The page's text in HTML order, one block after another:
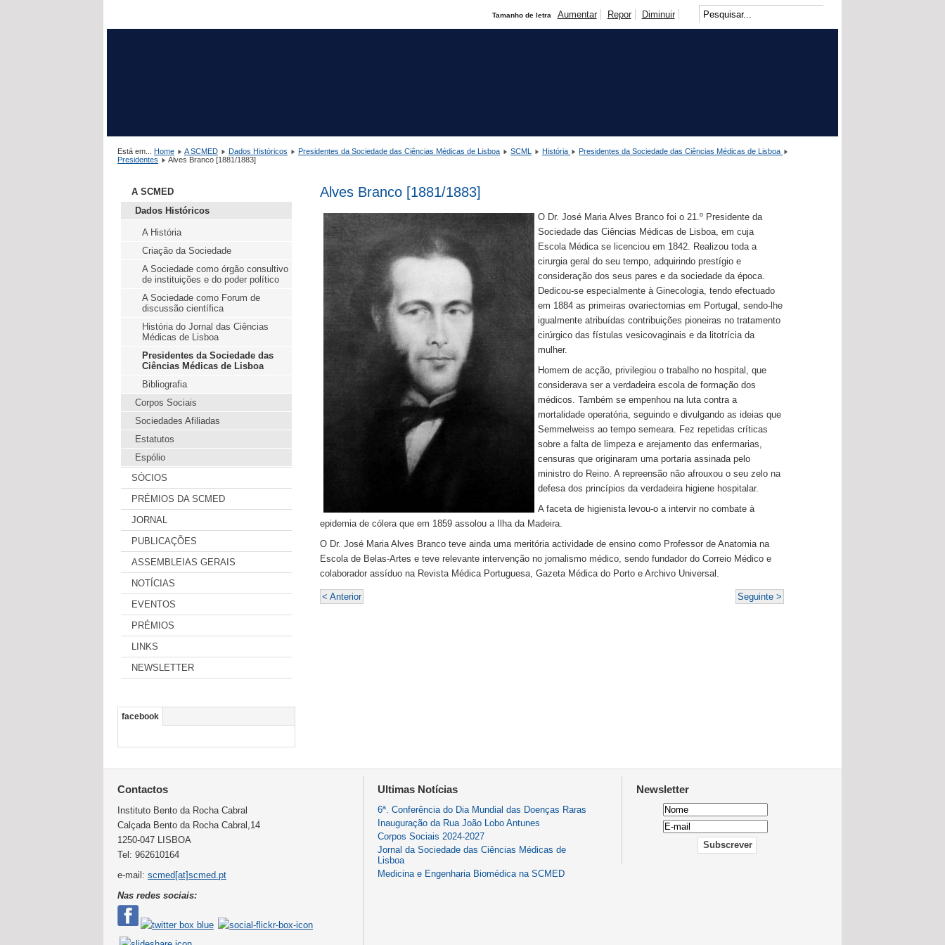
Tamanho de letra Aumentar Repor Diminuir
Está em... Home A SCMED Dados Históricos Presidentes da Sociedade das Ciências Médicas de Lisboa SCML História
Presidentes da Sociedade das Ciências Médicas de Lisboa
Presidentes
Alves Branco [1881/1883]
A SCMED
Dados Históricos
A História
Criação da Sociedade
A Sociedade como órgão consultivo
de instituições e do poder político
A Sociedade como Forum de
discussão científica
História do Jornal das Ciências
Médicas de Lisboa
Presidentes da Sociedade das
Ciências Médicas de Lisboa
Bibliografia
Corpos Sociais
Sociedades Afiliadas
Estatutos
Espólio
SÓCIOS
PRÉMIOS DA SCMED
JORNAL
PUBLICAÇÕES
ASSEMBLEIAS GERAIS
NOTÍCIAS
EVENTOS
PRÉMIOS
LINKS
NEWSLETTER
facebook
Alves Branco [1881/1883]
O Dr. José Maria Alves Branco foi o 21.º Presidente da
Sociedade das Ciências Médicas de Lisboa, em cuja
Escola Médica se licenciou em 1842. Realizou toda a
cirurgia geral do seu tempo, adquirindo prestígio e
consideração dos seus pares e da sociedade da época.
Dedicou-se especialmente à Ginecologia, tendo efectuado
em 1884 as primeiras ovariectomias em Portugal, sendo-lhe
igualmente atribuídas contribuições pioneiras no tratamento
cirúrgico das fístulas vesicovaginais e da litotrícia da
mulher.
Homem de acção, privilegiou o trabalho no hospital, que
considerava ser a verdadeira escola de formação dos
médicos. Também se empenhou na luta contra a
mortalidade operatória, seguindo e divulgando as ideias que
Semmelweiss ao tempo semeara. Fez repetidas críticas
sobre a falta de limpeza e arejamento das enfermarias,
censuras que originaram uma portaria assinada pelo
ministro do Reino. A repreensão não afrouxou o seu zelo na
defesa dos princípios da verdadeira higiene hospitalar.
A faceta de higienista levou-o a intervir no combate à
epidemia de cólera que em 1859 assolou a Ilha da Madeira.
O Dr. José Maria Alves Branco teve ainda uma meritória actividade de ensino como Professor de Anatomia na
Escola de Belas-Artes e teve relevante intervenção no jornalismo médico, sendo fundador do Correio Médico e
colaborador assíduo na Revista Médica Portuguesa, Gazeta Médica do Porto e Archivo Universal.
< Anterior Seguinte >
Contactos
Instituto Bento da Rocha Cabral
Calçada Bento da Rocha Cabral,14
1250-047 LISBOA
Tel: 962610164
e-mail: scmed[at]scmed.pt
Nas redes sociais:
Ultimas Notícias
6ª. Conferência do Dia Mundial das Doenças Raras
Inauguração da Rua João Lobo Antunes
Corpos Sociais 2024-2027
Jornal da Sociedade das Ciências Médicas de
Lisboa
Medicina e Engenharia Biomédica na SCMED
Newsletter